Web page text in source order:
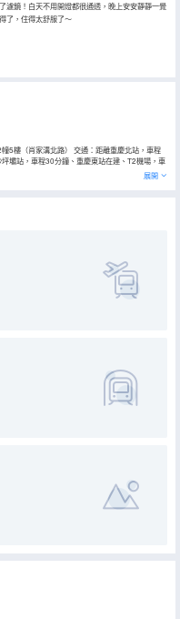
濾鏡！白天不用開燈都很通透，晚上安安靜靜一覺
了，住得太舒服了～
5樓（肖家溝北路） 交通：距離重慶北站，車程
壩站，車程30分鐘、重慶東站在建、T2機場，車
業配套：重慶光環購物公園，渝北區全面健身中
套。 政務配套：重慶市兩江新區檔案館、渝北區
展開